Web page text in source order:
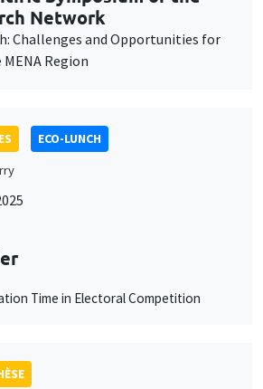
Network
Challenges and Opportunities for
Region
ECO-LUNCH
Time in Electoral Competition